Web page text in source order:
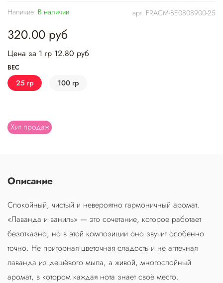
арт. FRACM-BE0808900-25
Наличие: В наличии
Хит продаж
320.00 руб
Цена за 1 гр 12.80 руб
ВЕС
25 гр 100 гр
Описание
Спокойный, чистый и невероятно гармоничный аромат.
«Лаванда и ваниль» — это сочетание, которое работает
безотказно, но в этой композиции оно звучит особенно
точно. Не приторная цветочная сладость и не аптечная
лаванда из дешёвого мыла, а живой, многослойный
аромат, в котором каждая нота знает своё место.